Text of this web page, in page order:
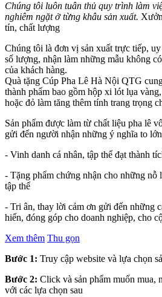
Chúng tôi luôn tuân thủ quy trình làm
nghiêm ngặt ở từng khâu sản xuất.
tín, chất lượng
Chúng tôi là đơn vị sản xuất trực tiếp,
số lượng, nhận làm những mẫu không
của khách hàng.
Quà tặng Cúp Pha Lê Hà Nội QTG
thành phẩm bao gồm hộp xi lót lụa
hoặc đỏ làm tăng thêm tính trang trọng
Sản phẩm được làm từ chất liệu pha lê
gửi đến người nhận những ý nghĩa to
- Vinh danh cá nhân, tập thể đạt thành
- Tặng phẩm chứng nhận cho những nỗ
tập thể
- Tri ân, thay lời cảm ơn gửi đến những
hiến, đóng góp cho doanh nghiệp, cho
Xem thêm Thu gọn
Bước 1: Truy cập website và lựa chọn
Bước 2: Click và sản phẩm muốn mua,
với các lựa chọn sau